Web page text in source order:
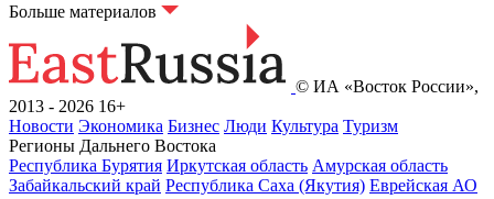
Больше материалов
© ИА «Восток России»,
2013 - 2026 16+
Новости Экономика Бизнес Люди Культура Туризм
Регионы Дальнего Востока
Республика Бурятия Иркутская область Амурская область
Забайкальский край Республика Саха (Якутия) Еврейская АО